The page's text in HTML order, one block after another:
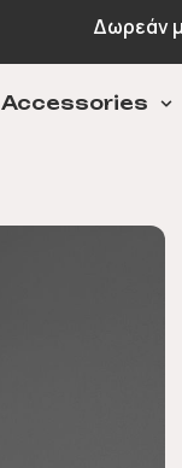
Δωρεάν
Accessories